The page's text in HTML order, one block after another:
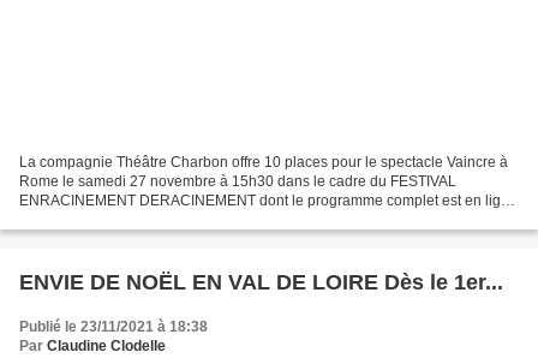
La compagnie Théâtre Charbon offre 10 places pour le spectacle Vaincre à
Rome le samedi 27 novembre à 15h30 dans le cadre du FESTIVAL
ENRACINEMENT DERACINEMENT dont le programme complet est en ligne
ENVIE DE NOËL EN VAL DE LOIRE Dès le 1er...
Publié le 23/11/2021 à 18:38
Par Claudine Clodelle